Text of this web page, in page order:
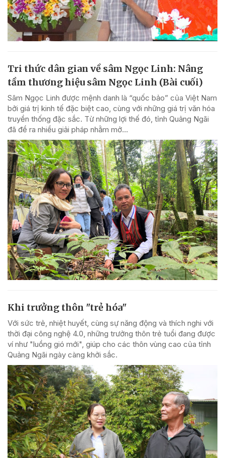
Tri thức dân gian về sâm Ngọc Linh: Nâng
tầm thương hiệu sâm Ngọc Linh (Bài cuối)
Sâm Ngọc Linh được mệnh danh là “quốc bảo” của Việt Nam
bởi giá trị kinh tế đặc biệt cao, cùng với những giá trị văn hóa
truyền thống đặc sắc. Từ những lợi thế đó, tỉnh Quảng Ngãi
đã đề ra nhiều giải pháp nhằm mở...
Khi trưởng thôn "trẻ hóa"
Với sức trẻ, nhiệt huyết, cùng sự năng động và thích nghi với
thời đại công nghệ 4.0, những trưởng thôn trẻ tuổi đang được
ví như "luồng gió mới", giúp cho các thôn vùng cao của tỉnh
Quảng Ngãi ngày càng khởi sắc.